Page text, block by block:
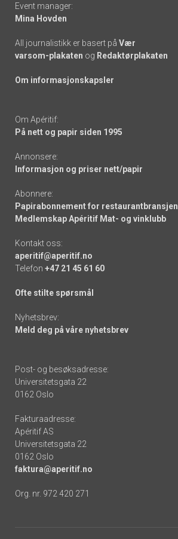
Event manager:
Mina Hovden
All journalistikk er basert på Vær
varsom-plakaten og Redaktørplakaten
Om informasjonskapsler
Om Apéritif:
På nett og papir siden 1995
Annonsere:
Informasjon og priser nett/papir
Abonnere:
Papirabonnement for restaurantbransjen
Medlemskap Apéritif Mat- og vinklubb
Kontakt oss:
aperitif@aperitif.no
Telefon +47 21 45 61 60
Ofte stilte spørsmål
Nyhetsbrev:
Meld deg på våre nyhetsbrev
Post- og besøksadresse:
Universitetsgata 22
0162 Oslo
Fakturaadresse:
Apéritif AS
Universitetsgata 22
0162 Oslo
faktura@aperitif.no
Org. nr. 972 420 271